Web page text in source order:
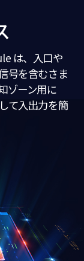
は、入口や
号を含むさま
ゾーン用に
て入出力を簡